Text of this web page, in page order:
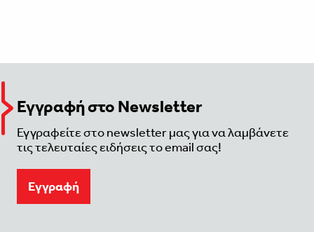
Εγγραφή στο Newsletter
Εγγραφείτε στο newsletter μας για να λαμβάνετε
τις τελευταίες ειδήσεις το email σας!
Eγγραφή